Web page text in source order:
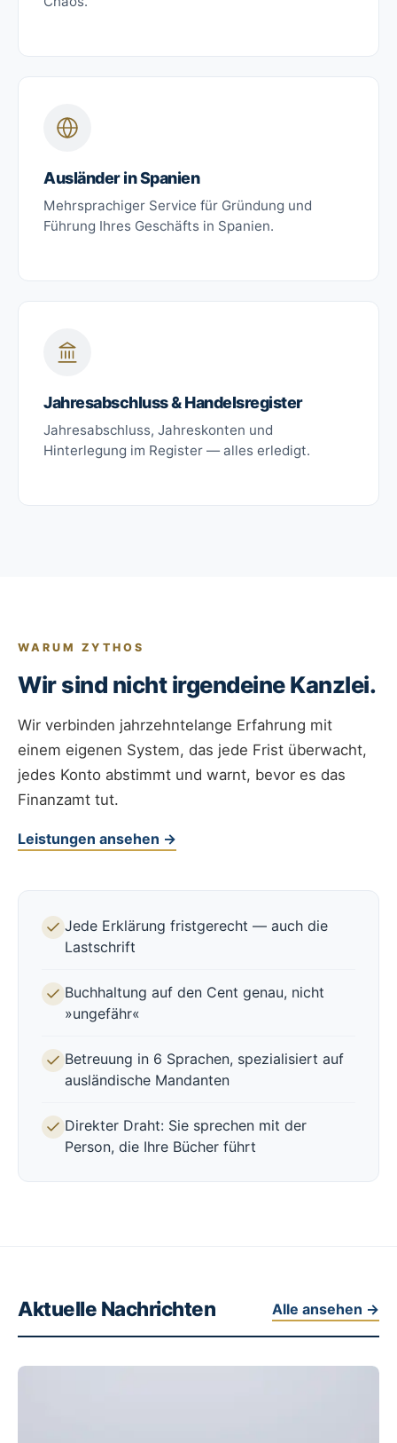
Ausländer in Spanien
Mehrsprachiger Service für Gründung und
Führung Ihres Geschäfts in Spanien.
Jahresabschluss & Handelsregister
Jahresabschluss, Jahreskonten und
Hinterlegung im Register — alles erledigt.
WARUM ZYTHOS
Wir sind nicht irgendeine Kanzlei.
Wir verbinden jahrzehntelange Erfahrung mit
einem eigenen System, das jede Frist überwacht,
jedes Konto abstimmt und warnt, bevor es das
Finanzamt tut.
Leistungen ansehen →
Jede Erklärung fristgerecht — auch die
Lastschrift
Buchhaltung auf den Cent genau, nicht
»ungefähr«
Betreuung in 6 Sprachen, spezialisiert auf
ausländische Mandanten
Direkter Draht: Sie sprechen mit der
Person, die Ihre Bücher führt
Aktuelle Nachrichten Alle ansehen →